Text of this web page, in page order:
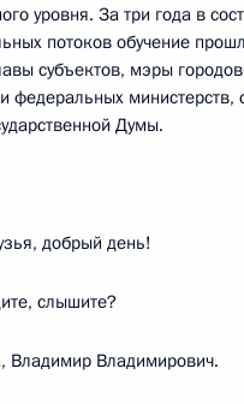
уровня. За три года в
потоков обучение
субъектов, мэры
федеральных министерств,
Думы.
добрый день!
слышите?
Владимир Владимирович.